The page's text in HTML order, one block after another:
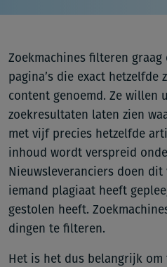
Zoekmachines filteren
pagina’s die exact
content genoemd. Ze willen
zoekresultaten laten zien
met vijf precies hetzelfde
inhoud wordt verspreid
Nieuwsleveranciers doen
iemand plagiaat heeft
gestolen heeft.
dingen te filteren.
Het is het dus belangrijk